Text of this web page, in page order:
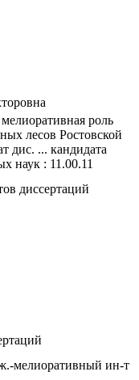
роль
лесов Ростовской
дис. ... кандидата
наук : 11.00.11
диссертаций
мелиоративный ин-т